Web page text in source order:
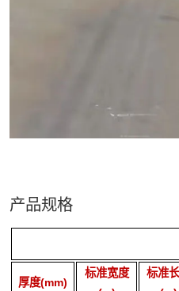
产品规格
锅炉
厚度(mm)
标准宽度
标准